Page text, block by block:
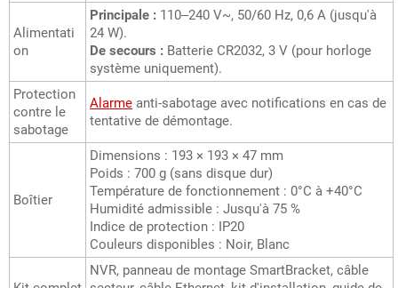
Alimentati
on
Principale : 110–240 V~, 50/60 Hz, 0,6 A (jusqu'à
24 W).
De secours : Batterie CR2032, 3 V (pour horloge
système uniquement).
Protection
contre le
sabotage
Alarme anti-sabotage avec notifications en cas de
tentative de démontage.
Boîtier
Dimensions : 193 × 193 × 47 mm
Poids : 700 g (sans disque dur)
Température de fonctionnement : 0°C à +40°C
Humidité admissible : Jusqu'à 75 %
Indice de protection : IP20
Couleurs disponibles : Noir, Blanc
NVR, panneau de montage SmartBracket, câble